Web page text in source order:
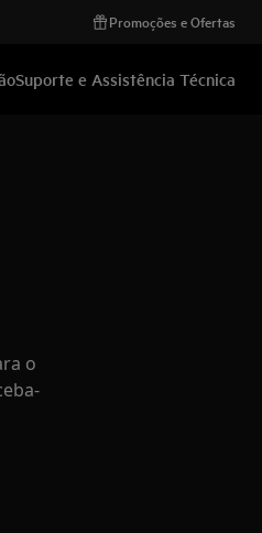
Promoções e Ofertas
Suporte e Assistência Técnica
o